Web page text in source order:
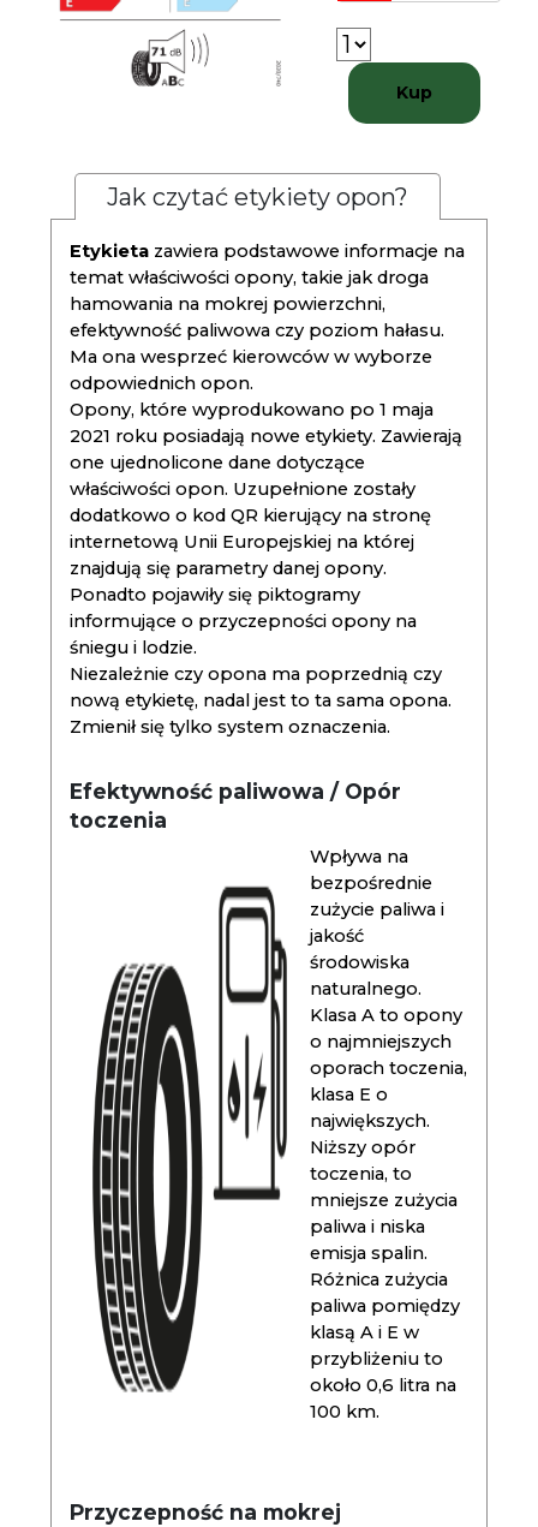
Kup
Jak czytać etykiety opon?
Etykieta zawiera podstawowe informacje na
temat właściwości opony, takie jak droga
hamowania na mokrej powierzchni,
efektywność paliwowa czy poziom hałasu.
Ma ona wesprzeć kierowców w wyborze
odpowiednich opon.
Opony, które wyprodukowano po 1 maja
2021 roku posiadają nowe etykiety. Zawierają
one ujednolicone dane dotyczące
właściwości opon. Uzupełnione zostały
dodatkowo o kod QR kierujący na stronę
internetową Unii Europejskiej na której
znajdują się parametry danej opony.
Ponadto pojawiły się piktogramy
informujące o przyczepności opony na
śniegu i lodzie.
Niezależnie czy opona ma poprzednią czy
nową etykietę, nadal jest to ta sama opona.
Zmienił się tylko system oznaczenia.
Efektywność paliwowa / Opór
toczenia
Wpływa na
bezpośrednie
zużycie paliwa i
jakość
środowiska
naturalnego.
Klasa A to opony
o najmniejszych
oporach toczenia,
klasa E o
największych.
Niższy opór
toczenia, to
mniejsze zużycia
paliwa i niska
emisja spalin.
Różnica zużycia
paliwa pomiędzy
klasą A i E w
przybliżeniu to
około 0,6 litra na
100 km.
Przyczepność na mokrej